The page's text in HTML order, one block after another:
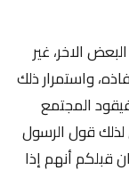
الاخر، غير
واستمرار ذلك
المجتمع
لذلك قول الرسول
أنهم إذا